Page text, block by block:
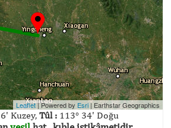
Leaflet| Powered by Esri|Earthstar Geographics
Kuzey, Tûl : 113° 34' Doğu